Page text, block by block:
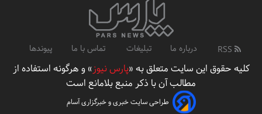
درباره ما تبلیغات تماس با ما پیوندها
کلیه حقوق این سایت متعلق به «پارس نیوز» و هرگونه استفاده از
مطالب آن با ذکر منبع بلامانع است
طراحی سایت خبری و خبرگزاری آسام